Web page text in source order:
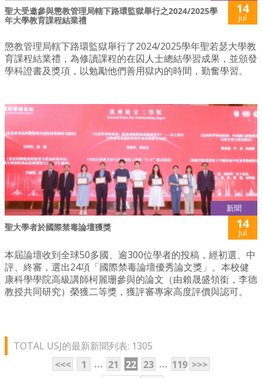
聖大受邀參與懲教管理局轄下路環監獄舉行之2024/2025學
年大學教育課程結業禮
14
Jul
懲教管理局轄下路環監獄舉行了2024/2025學年聖若瑟大學教
育課程結業禮，為修讀課程的在囚人士總結學習成果，並頒發
學科證書及獎項，以勉勵他們善用獄內的時間，勤奮學習。
新聞
聖大學者於國際禁毒論壇獲獎 14
Jul
本屆論壇收到全球50多國、逾300位學者的投稿，經初選、中
評、終審，選出24項「國際禁毒論壇優秀論文獎」。本校健
康科學學院高級講師柯麗珊參與的論文（由賴晟盛領銜，李德
教授共同研究）榮獲二等獎，獲評審專家高度評價與認可。
TOTAL USJ的最新新聞列表: 1305
<<<
1 ... 21 22 23 ... 119 >>>